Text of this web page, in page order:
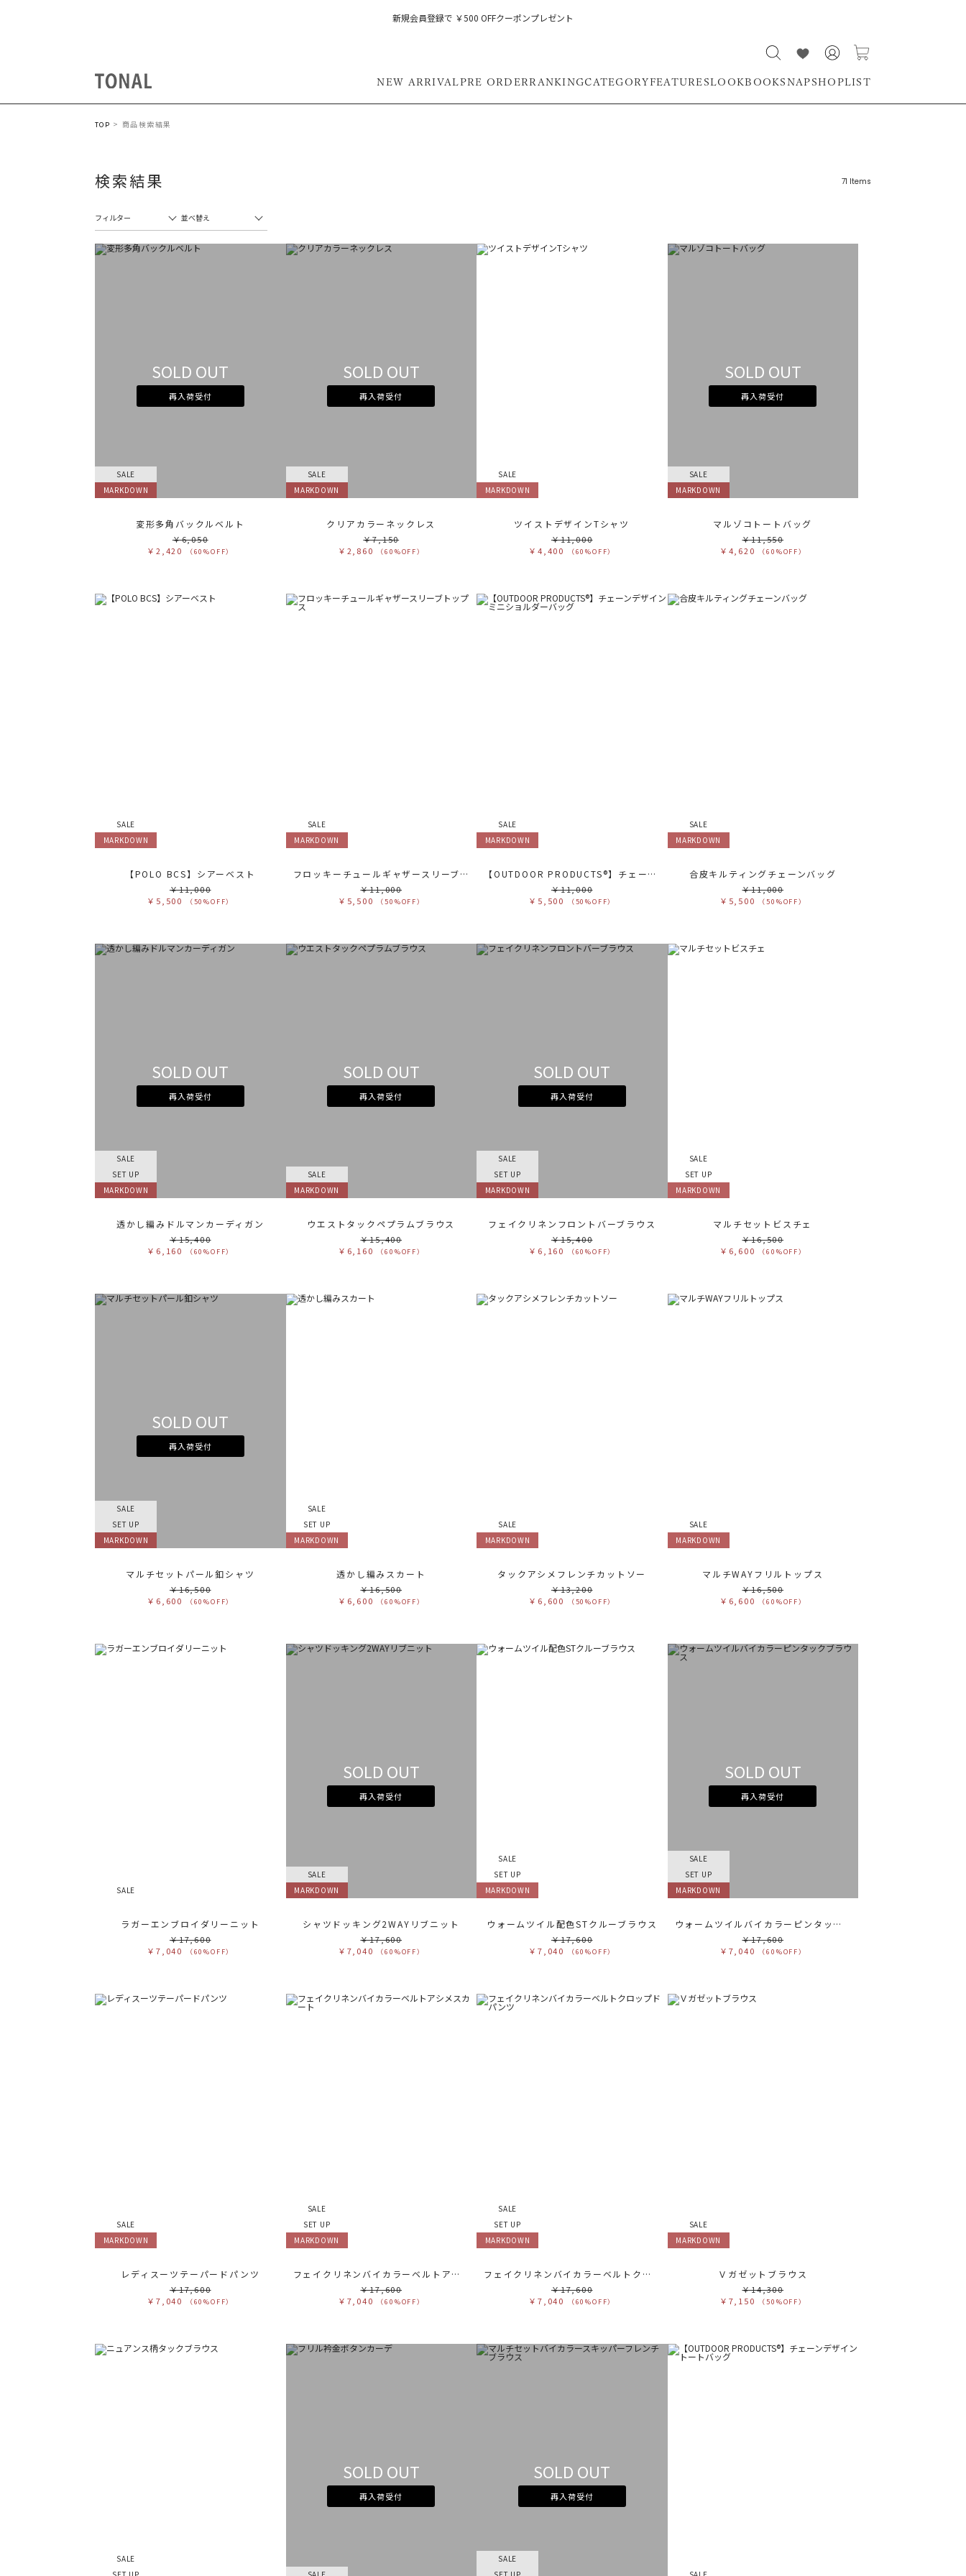
新規会員登録で ￥500 OFFクーポンプレゼント
NEW ARRIVALPRE ORDERRANKINGCATEGORYFEATURESLOOKBOOKSNAPSHOPLIST
TOP 商品検索結果
検索結果 71 Items
フィルター
イエローイエロー
グリーン
ブルー
パープル
レッド
リセット
並べ替え
SOLD OUT
再入荷受付
SALE
MARKDOWN
変形多角バックルベルト
￥6,050
￥2,420
（60%OFF）
SOLD OUT
再入荷受付
SALE
MARKDOWN
クリアカラーネックレス
￥7,150
￥2,860
（60%OFF）
SALE
MARKDOWN
ツイストデザインTシャツ
￥11,000
￥4,400
（60%OFF）
SOLD OUT
再入荷受付
SALE
MARKDOWN
マルゾコトートバッグ
￥11,550
￥4,620
（60%OFF）
SALE
MARKDOWN
【POLO BCS】シアーベスト
￥11,000
￥5,500
（50%OFF）
SALE
MARKDOWN
フロッキーチュールギャザースリーブトップス
￥11,000
￥5,500
（50%OFF）
SALE
MARKDOWN
【OUTDOOR PRODUCTS®︎】チェーンデザインミニショルダーバッグ
￥11,000
￥5,500
（50%OFF）
SALE
MARKDOWN
合皮キルティングチェーンバッグ
￥11,000
￥5,500
（50%OFF）
SOLD OUT
再入荷受付
SALE
SET UP
MARKDOWN
透かし編みドルマンカーディガン
￥15,400
￥6,160
（60%OFF）
SOLD OUT
再入荷受付
SALE
MARKDOWN
ウエストタックペプラムブラウス
￥15,400
￥6,160
（60%OFF）
SOLD OUT
再入荷受付
SALE
SET UP
MARKDOWN
フェイクリネンフロントバーブラウス
￥15,400
￥6,160
（60%OFF）
SALE
SET UP
MARKDOWN
マルチセットビスチェ
￥16,500
￥6,600
（60%OFF）
SOLD OUT
再入荷受付
SALE
SET UP
MARKDOWN
マルチセットパール釦シャツ
￥16,500
￥6,600
（60%OFF）
SALE
SET UP
MARKDOWN
透かし編みスカート
￥16,500
￥6,600
（60%OFF）
SALE
MARKDOWN
タックアシメフレンチカットソー
￥13,200
￥6,600
（50%OFF）
SALE
MARKDOWN
マルチWAYフリルトップス
￥16,500
￥6,600
（60%OFF）
SALE
ラガーエンブロイダリーニット
￥17,600
￥7,040
（60%OFF）
SOLD OUT
再入荷受付
SALE
MARKDOWN
シャツドッキング2WAYリブニット
￥17,600
￥7,040
（60%OFF）
SALE
SET UP
MARKDOWN
ウォームツイル配色STクルーブラウス
￥17,600
￥7,040
（60%OFF）
SOLD OUT
再入荷受付
SALE
SET UP
MARKDOWN
ウォームツイルバイカラーピンタックブラウス
￥17,600
￥7,040
（60%OFF）
SALE
MARKDOWN
レディスーツテーパードパンツ
￥17,600
￥7,040
（60%OFF）
SALE
SET UP
MARKDOWN
フェイクリネンバイカラーベルトアシメスカート
￥17,600
￥7,040
（60%OFF）
SALE
SET UP
MARKDOWN
フェイクリネンバイカラーベルトクロップドパンツ
￥17,600
￥7,040
（60%OFF）
SALE
MARKDOWN
Ｖガゼットブラウス
￥14,300
￥7,150
（50%OFF）
SALE
SOLD OUT
再入荷受付
SOLD OUT
再入荷受付
SALE